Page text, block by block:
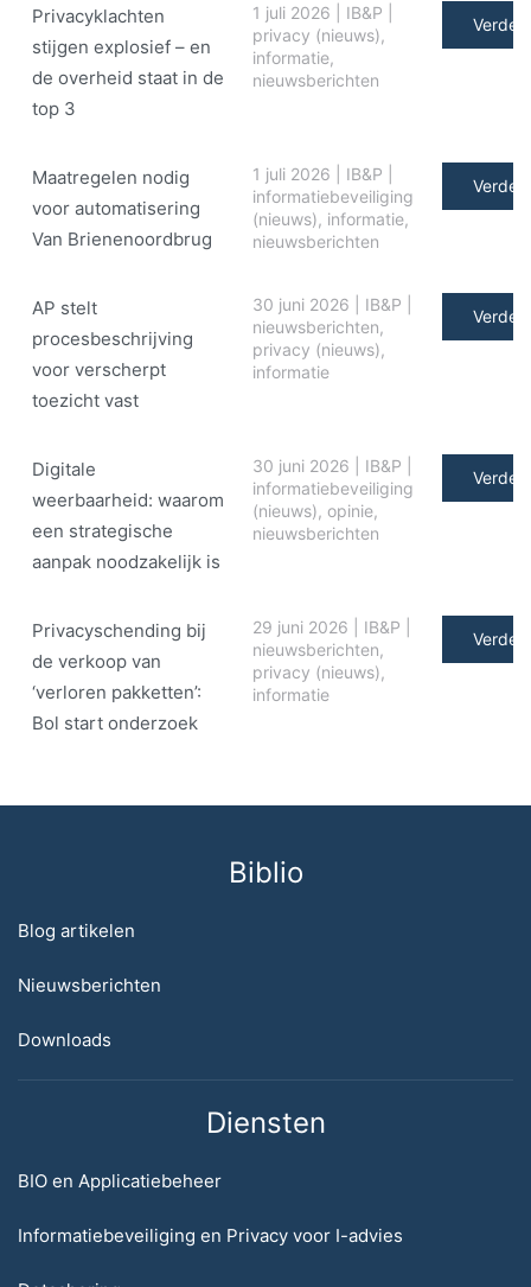
Privacyklachten
stijgen explosief – en
de overheid staat in de
top 3
1 juli 2026 IB&P
privacy (nieuws),
informatie,
nieuwsberichten
Verder
Maatregelen nodig
voor automatisering
Van Brienenoordbrug
1 juli 2026 IB&P
informatiebeveiliging
(nieuws), informatie,
nieuwsberichten
Verder
AP stelt
procesbeschrijving
voor verscherpt
toezicht vast
30 juni 2026 IB&P
nieuwsberichten,
privacy (nieuws),
informatie
Verder
Digitale
weerbaarheid: waarom
een strategische
aanpak noodzakelijk is
30 juni 2026 IB&P
informatiebeveiliging
(nieuws), opinie,
nieuwsberichten
Verder
Privacyschending bij
de verkoop van
‘verloren pakketten’:
Bol start onderzoek
29 juni 2026 IB&P
nieuwsberichten,
privacy (nieuws),
informatie
Verder
Biblio
Blog artikelen
Nieuwsberichten
Downloads
Diensten
BIO en Applicatiebeheer
Informatiebeveiliging en Privacy voor I-advies